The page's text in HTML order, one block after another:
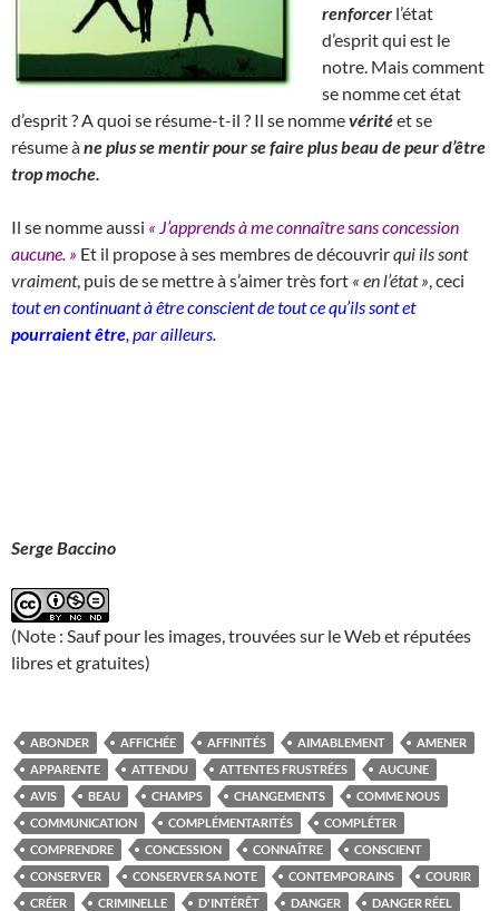
renforcer l’état
d’esprit qui est le
notre. Mais comment
se nomme cet état
d’esprit ? A quoi se résume-t-il ? Il se nommevéritéet se
résume àne plus se mentir pour se faire plus beau de peur d’être
trop moche.
Il se nomme aussi « J’apprends à me connaître sans concession
aucune. » Et il propose à ses membres de découvrirqui ils sont
vraiment, puis de se mettre à s’aimer très fort « en l’état » , ceci
tout en continuant à être conscient de tout ce qu’ils sont et
pourraient être , par ailleurs.
Serge Baccino
(Note : Sauf pour les images, trouvées sur le Web et réputées
libres et gratuites)
ABONDER AFFICHÉE AFFINITÉS AIMABLEMENT
AMENER
APPARENTE
ATTENDU ATTENTES FRUSTRÉES
AUCUNE
AVIS
BEAU CHAMPS CHANGEMENTS
COMME NOUS
COMMUNICATION
COMPLÉMENTARITÉS
COMPLÉTER
COMPRENDRE
CONCESSION CONNAÎTRE
CONSCIENT
CONSERVER
CONSERVER SA NOTE CONTEMPORAINS
COURIR
CRÉER
CRIMINELLE D'INTÉRÊT DANGER
DANGER RÉEL